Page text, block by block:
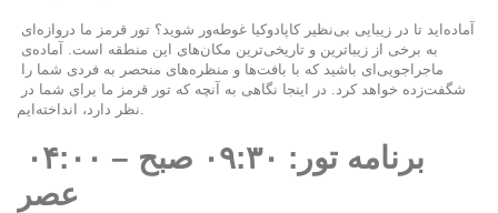
نظر دارد، انداخته‌ایم.
عصر